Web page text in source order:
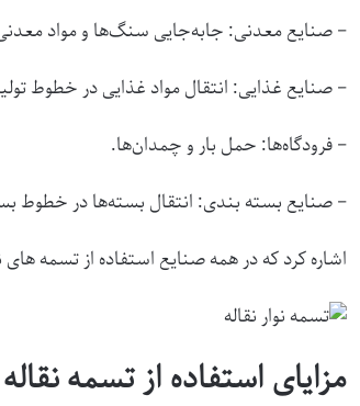
– صنایع معدنی: جابه‌جایی سنگ‌ها و مواد
– صنایع غذایی: انتقال مواد غذایی در خطوط
– فرودگاه‌ها: حمل بار و چمدان‌ها.
– صنایع بسته‌ بندی: انتقال بسته‌ها در خطوط
اشاره کرد که در همه صنایع استفاده از تسمه
مزایای استفاده از تسمه نقاله